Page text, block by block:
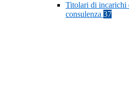
Titolari di incarichi
consulenza 37